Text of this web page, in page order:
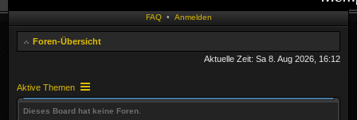
FAQ • Anmelden
Foren-Übersicht
Aktuelle Zeit: Sa 8. Aug 2026, 16:12
Aktive Themen
Dieses Board hat keine Foren.